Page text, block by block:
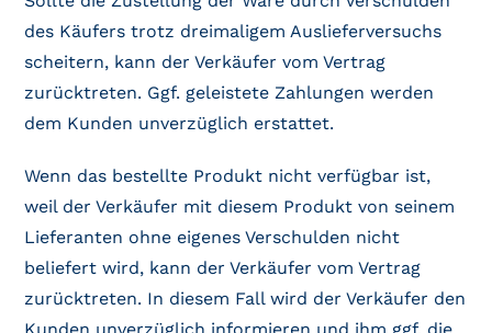
des Käufers trotz dreimaligem Auslieferversuchs
scheitern, kann der Verkäufer vom Vertrag
zurücktreten. Ggf. geleistete Zahlungen werden
dem Kunden unverzüglich erstattet.
Wenn das bestellte Produkt nicht verfügbar ist,
weil der Verkäufer mit diesem Produkt von seinem
Lieferanten ohne eigenes Verschulden nicht
beliefert wird, kann der Verkäufer vom Vertrag
zurücktreten. In diesem Fall wird der Verkäufer den